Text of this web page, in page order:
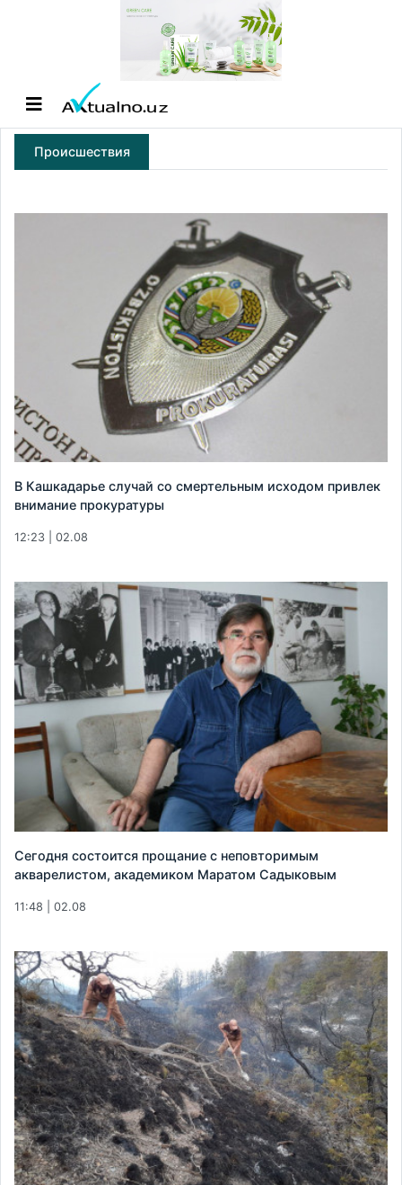
Происшествия
В Кашкадарье случай со смертельным исходом привлек
внимание прокуратуры
12:23 | 02.08
Сегодня состоится прощание с неповторимым
акварелистом, академиком Маратом Садыковым
11:48 | 02.08